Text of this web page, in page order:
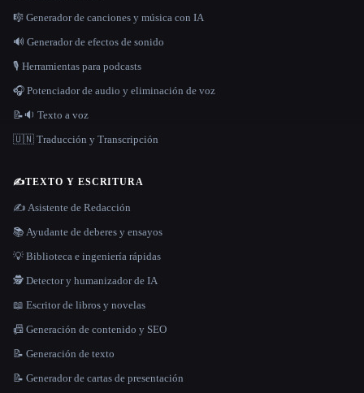
🎼 Generador de canciones y música con IA
🔊 Generador de efectos de sonido
🎙️ Herramientas para podcasts
🎧 Potenciador de audio y eliminación de voz
📝🔉 Texto a voz
🇺🇳 Traducción y Transcripción
✍️TEXTO Y ESCRITURA
✍️ Asistente de Redacción
📚 Ayudante de deberes y ensayos
💡 Biblioteca e ingeniería rápidas
🕵️ Detector y humanizador de IA
📖 Escritor de libros y novelas
📠 Generación de contenido y SEO
📝 Generación de texto
📝 Generador de cartas de presentación